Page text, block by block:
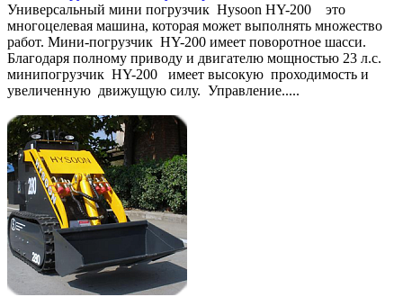
Универсальный мини погрузчик Hysoon HY-200 это
многоцелевая машина, которая может выполнять множество
работ. Мини-погрузчик HY-200 имеет поворотное шасси.
Благодаря полному приводу и двигателю мощностью 23 л.с.
минипогрузчик HY-200 имеет высокую проходимость и
увеличенную движущую силу. Управление.....